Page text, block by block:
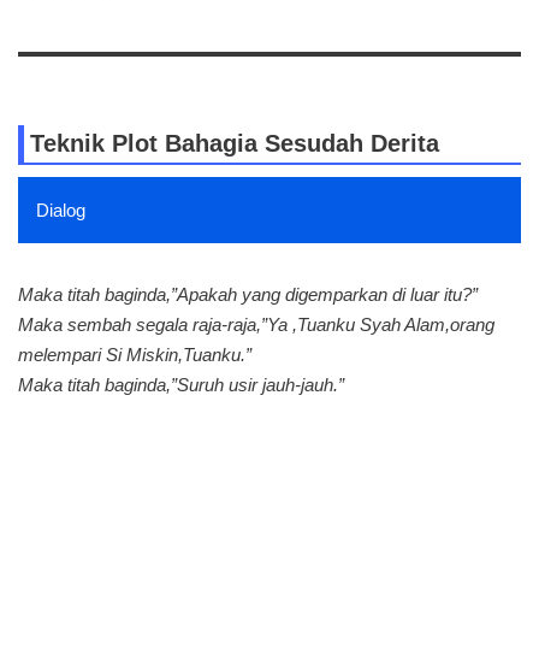
Teknik Plot Bahagia Sesudah Derita
Dialog
Maka titah baginda,”Apakah yang digemparkan di luar itu?”
Maka sembah segala raja-raja,”Ya ,Tuanku Syah Alam,orang
melempari Si Miskin,Tuanku.”
Maka titah baginda,”Suruh usir jauh-jauh.”